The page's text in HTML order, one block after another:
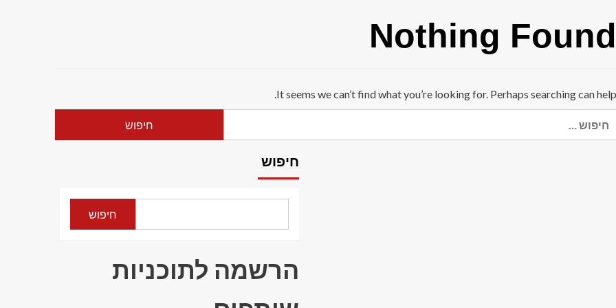
Nothing Found
It seems we can’t find what you’re looking for. Perhaps searching can help.
חיפוש
חיפוש
הרשמה לתוכניות